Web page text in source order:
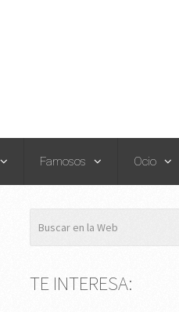
Famosos Ocio
TE INTERESA: